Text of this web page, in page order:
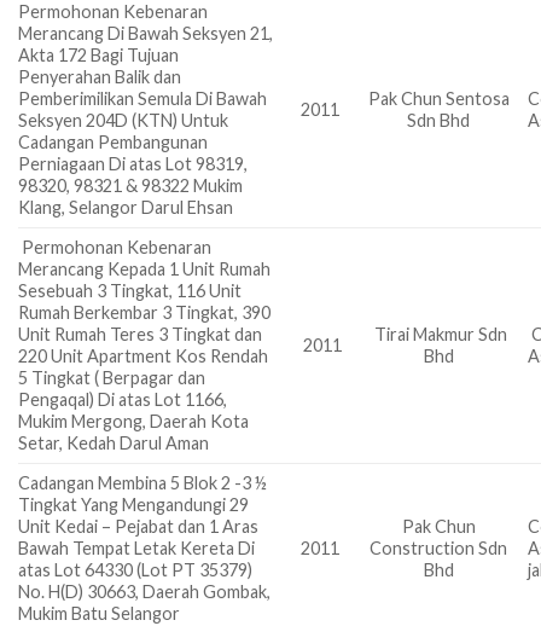
Permohonan Kebenaran
Merancang Di Bawah Seksyen 21,
Akta 172 Bagi Tujuan
Penyerahan Balik dan
Pemberimilikan Semula Di Bawah
Seksyen 204D (KTN) Untuk
Cadangan Pembangunan
Perniagaan Di atas Lot 98319,
98320, 98321 & 98322 Mukim
Klang, Selangor Darul Ehsan
2011
Pak Chun Sentosa
Sdn Bhd
Permohonan Kebenaran
Merancang Kepada 1 Unit Rumah
Sesebuah 3 Tingkat, 116 Unit
Rumah Berkembar 3 Tingkat, 390
Unit Rumah Teres 3 Tingkat dan
220 Unit Apartment Kos Rendah
5 Tingkat ( Berpagar dan
Pengaqal) Di atas Lot 1166,
Mukim Mergong, Daerah Kota
Setar, Kedah Darul Aman
2011
Tirai Makmur Sdn
Bhd
Cadangan Membina 5 Blok 2 -3 ½
Tingkat Yang Mengandungi 29
Unit Kedai – Pejabat dan 1 Aras
Bawah Tempat Letak Kereta Di
atas Lot 64330 (Lot PT 35379)
No. H(D) 30663, Daerah Gombak,
Mukim Batu Selangor
2011
Pak Chun
Construction Sdn
Bhd